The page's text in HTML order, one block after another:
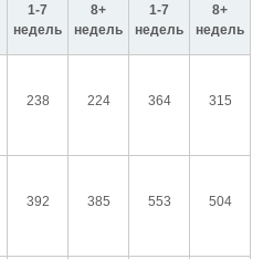
1-7
недель
8+
недель
1-7
недель
8+
недель
238 224 364 315
392 385 553 504